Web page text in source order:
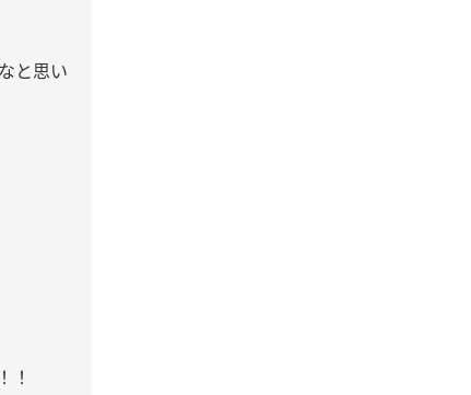
と思い
！